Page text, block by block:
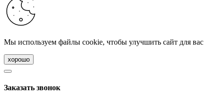
Мы используем файлы cookie, чтобы улучшить сайт для вас
хорошо
Заказать звонок